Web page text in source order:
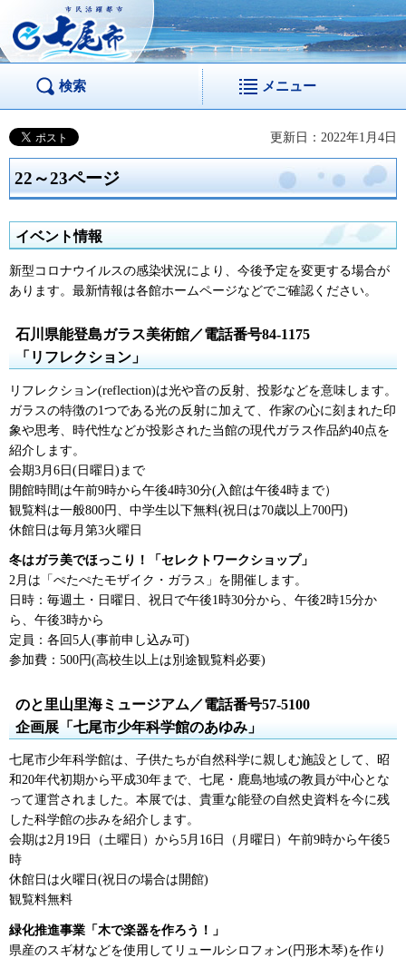
市民活躍都市 七尾
市
検索 メニュー
更新日：2022年1月4日
22～23ページ
イベント情報
新型コロナウイルスの感染状況により、今後予定を変更する場合が
あります。最新情報は各館ホームページなどでご確認ください。
石川県能登島ガラス美術館／電話番号84-1175
「リフレクション」
リフレクション(reflection)は光や音の反射、投影などを意味します。
ガラスの特徴の1つである光の反射に加えて、作家の心に刻まれた印
象や思考、時代性などが投影された当館の現代ガラス作品約40点を
紹介します。
会期3月6日(日曜日)まで
開館時間は午前9時から午後4時30分(入館は午後4時まで）
観覧料は一般800円、中学生以下無料(祝日は70歳以上700円)
休館日は毎月第3火曜日
冬はガラ美でほっこり！「セレクトワークショップ」
2月は「ぺたぺたモザイク・ガラス」を開催します。
日時：毎週土・日曜日、祝日で午後1時30分から、午後2時15分か
ら、午後3時から
定員：各回5人(事前申し込み可)
参加費：500円(高校生以上は別途観覧料必要)
のと里山里海ミュージアム／電話番号57-5100
企画展「七尾市少年科学館のあゆみ」
七尾市少年科学館は、子供たちが自然科学に親しむ施設として、昭
和20年代初期から平成30年まで、七尾・鹿島地域の教員が中心とな
って運営されました。本展では、貴重な能登の自然史資料を今に残
した科学館の歩みを紹介します。
会期は2月19日（土曜日）から5月16日（月曜日）午前9時から午後5
時
休館日は火曜日(祝日の場合は開館)
観覧料無料
緑化推進事業「木で楽器を作ろう！」
県産のスギ材などを使用してリュールシロフォン(円形木琴)を作り